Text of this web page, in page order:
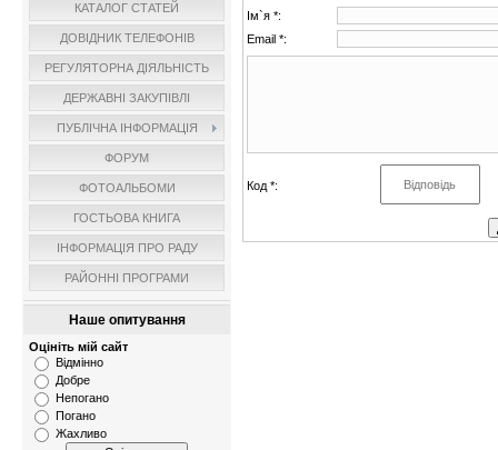
КАТАЛОГ СТАТЕЙ
ДОВІДНИК ТЕЛЕФОНІВ
РЕГУЛЯТОРНА ДІЯЛЬНІСТЬ
ДЕРЖАВНІ ЗАКУПІВЛІ
ПУБЛІЧНА ІНФОРМАЦІЯ
ФОРУМ
ФОТОАЛЬБОМИ
ГОСТЬОВА КНИГА
ІНФОРМАЦІЯ ПРО РАДУ
РАЙОННІ ПРОГРАМИ
Наше опитування
Оцініть мій сайт
Відмінно
Добре
Непогано
Погано
Жахливо
Ім`я *:
Email *:
Код *: